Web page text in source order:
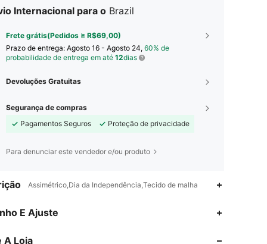
Internacional para o Brazil
Frete grátis(Pedidos ≥ R$69,00)
Prazo de entrega: Agosto 16 - Agosto 24, 60% de
probabilidade de entrega em até 12dias
Devoluções Gratuitas
Segurança de compras
Pagamentos Seguros
Proteção de privacidade
Para denunciar este vendedor e/ou produto
Assimétrico,Dia da Independência,Tecido de malha
E Ajuste
A Loja